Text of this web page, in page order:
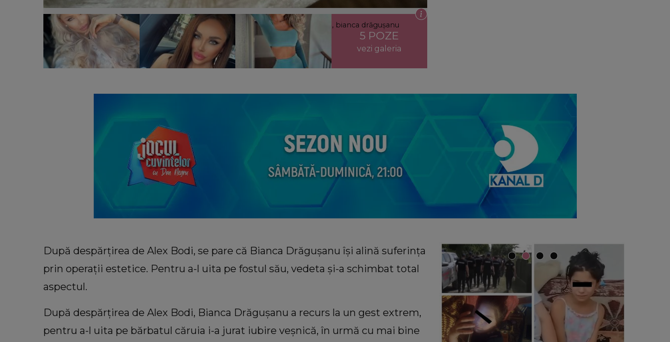
bianca drăgușanu, alex bodi, operații estetice, bianca drăgușanu operații estetice, bianca drăgușanu
despărțire
5 POZE
vezi galeria
După despărțirea de Alex Bodi, se pare că Bianca Drăgușanu își alină suferința
prin operații estetice. Pentru a-l uita pe fostul său, vedeta și-a schimbat total
aspectul.
După despărțirea de Alex Bodi, Bianca Drăgușanu a recurs la un gest extrem,
pentru a-l uita pe bărbatul căruia i-a jurat iubire veșnică, în urmă cu mai bine